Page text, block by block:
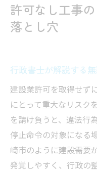
許可なし工事
落とし穴
行政書士が解説する
建設業許可を取得せず
にとって重大なリスク
を請け負うと、違法行
停止命令の対象になる
崎市のように建設需要
発覚しやすく、行政の